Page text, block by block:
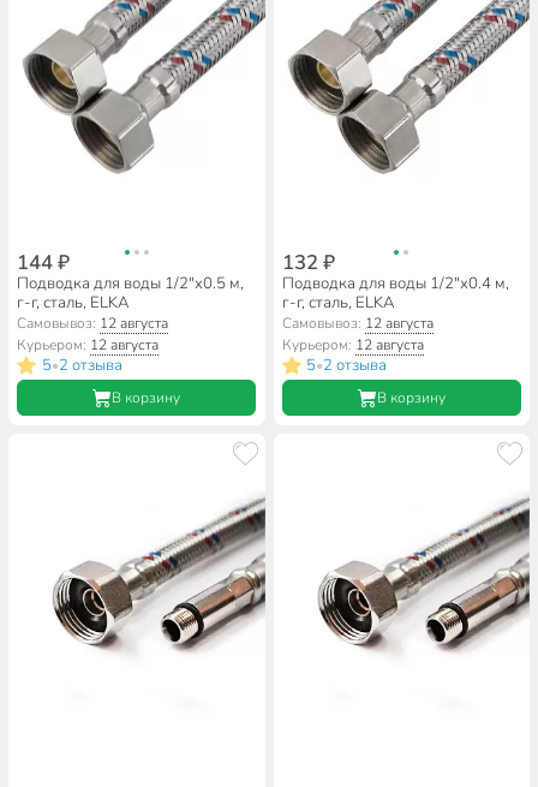
144 ₽
Подводка для воды 1/2"х0.5 м,
г-г, сталь, ELKA
Самовывоз: 12 августа
Курьером: 12 августа
5•2 отзыва
В корзину
132 ₽
Подводка для воды 1/2"х0.4 м,
г-г, сталь, ELKA
Самовывоз: 12 августа
Курьером: 12 августа
5•2 отзыва
В корзину